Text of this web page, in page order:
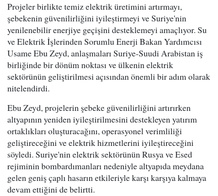
Projeler birlikte temiz elektrik üretimini artırmayı,
şebekenin güvenilirliğini iyileştirmeyi ve Suriye'nin
yenilenebilir enerjiye geçişini desteklemeyi amaçlıyor. Su
ve Elektrik İşlerinden Sorumlu Enerji Bakan Yardımcısı
Usame Ebu Zeyd, anlaşmaları Suriye-Suudi Arabistan iş
birliğinde bir dönüm noktası ve ülkenin elektrik
sektörünün geliştirilmesi açısından önemli bir adım olarak
nitelendirdi.
Ebu Zeyd, projelerin şebeke güvenilirliğini artırırken
altyapının yeniden iyileştirilmesini destekleyen yatırım
ortaklıkları oluşturacağını, operasyonel verimliliği
geliştireceğini ve elektrik hizmetlerini iyileştireceğini
söyledi. Suriye'nin elektrik sektörünün Rusya ve Esed
rejiminin bombardımanları nedeniyle altyapıda meydana
gelen geniş çaplı hasarın etkileriyle karşı karşıya kalmaya
devam ettiğini de belirtti.